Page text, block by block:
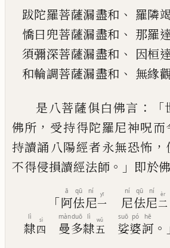
跋陀羅菩薩漏盡和 、 羅隣
憍曰兜菩薩漏盡和 、 那羅
須彌深菩薩漏盡和 、 因桓
和輪調菩薩漏盡和 、 無緣
是八菩薩俱白佛言 ：「
佛所 ， 受持得陀羅尼神呪而
持讀誦 八陽經者永無恐怖 ，
不得侵損讀經法師 。」 即於
「阿
ā
佉
qū
尼
ní
一
yī
尼
ní
佉
qū
尼
ní
二
èr
隸
lì
四
sì
曼
màn
多
duō
隸
lì
五
wǔ
娑
suō
婆
pó
訶
hē
。」